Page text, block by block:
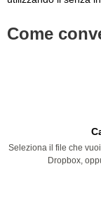
Come
Seleziona il file che
Dropbox,